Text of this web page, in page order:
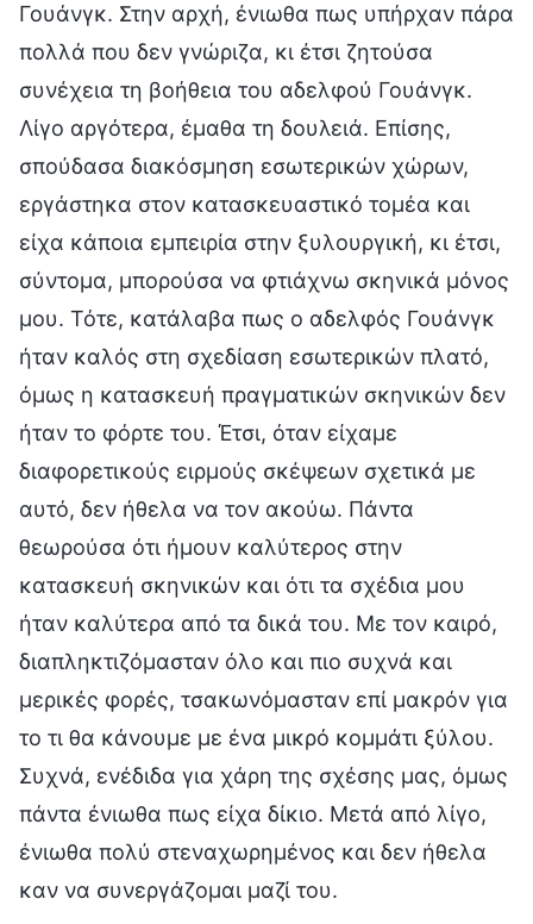
Γουάνγκ. Στην αρχή, ένιωθα πως υπήρχαν πάρα
πολλά που δεν γνώριζα, κι έτσι ζητούσα
συνέχεια τη βοήθεια του αδελφού Γουάνγκ.
Λίγο αργότερα, έμαθα τη δουλειά. Επίσης,
σπούδασα διακόσμηση εσωτερικών χώρων,
εργάστηκα στον κατασκευαστικό τομέα και
είχα κάποια εμπειρία στην ξυλουργική, κι έτσι,
σύντομα, μπορούσα να φτιάχνω σκηνικά μόνος
μου. Τότε, κατάλαβα πως ο αδελφός Γουάνγκ
ήταν καλός στη σχεδίαση εσωτερικών πλατό,
όμως η κατασκευή πραγματικών σκηνικών δεν
ήταν το φόρτε του. Έτσι, όταν είχαμε
διαφορετικούς ειρμούς σκέψεων σχετικά με
αυτό, δεν ήθελα να τον ακούω. Πάντα
θεωρούσα ότι ήμουν καλύτερος στην
κατασκευή σκηνικών και ότι τα σχέδια μου
ήταν καλύτερα από τα δικά του. Με τον καιρό,
διαπληκτιζόμασταν όλο και πιο συχνά και
μερικές φορές, τσακωνόμασταν επί μακρόν για
το τι θα κάνουμε με ένα μικρό κομμάτι ξύλου.
Συχνά, ενέδιδα για χάρη της σχέσης μας, όμως
πάντα ένιωθα πως είχα δίκιο. Μετά από λίγο,
ένιωθα πολύ στεναχωρημένος και δεν ήθελα
καν να συνεργάζομαι μαζί του.